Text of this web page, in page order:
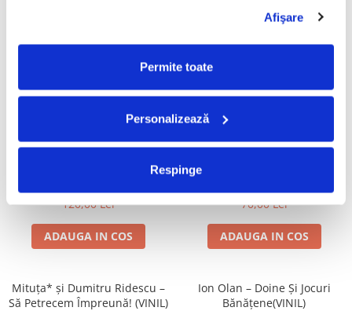
Afişare
Permite toate
Personalizează
Respinge
Hansel Și Gretel / Fata
Harnică / Darul Spiridușilor
100,00 Lei
ADAUGA IN COS
Cântece Bănățene (VINIL)
100,00 Lei
ADAUGA IN COS
Pușkin* – Basme De Pușkin:
120,00 Lei
ADAUGA IN COS
Nicoleta Voica – La O Margine
70,00 Lei
ADAUGA IN COS
Mituța* și Dumitru Ridescu –
Să Petrecem Împreună! (VINIL)
Ion Olan – Doine Și Jocuri
Bănățene(VINIL)